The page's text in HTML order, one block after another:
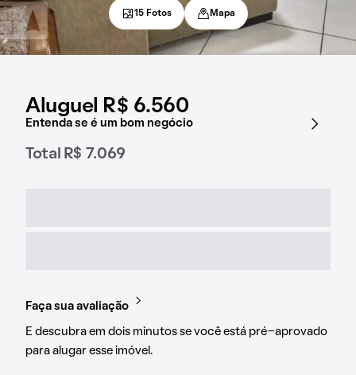
Aluguel R$ 6.560
Entenda se é um bom negócio
Total R$ 7.069
Faça sua avaliação
E descubra em dois minutos se você está pré-aprovado
para alugar esse imóvel.
15 Fotos Mapa